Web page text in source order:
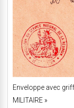
Enveloppe avec
MILITAIRE »